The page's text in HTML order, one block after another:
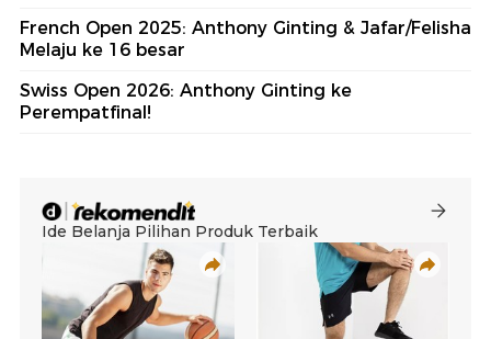
French Open 2025: Anthony Ginting & Jafar/Felisha
Melaju ke 16 besar
Swiss Open 2026: Anthony Ginting ke
Perempatfinal!